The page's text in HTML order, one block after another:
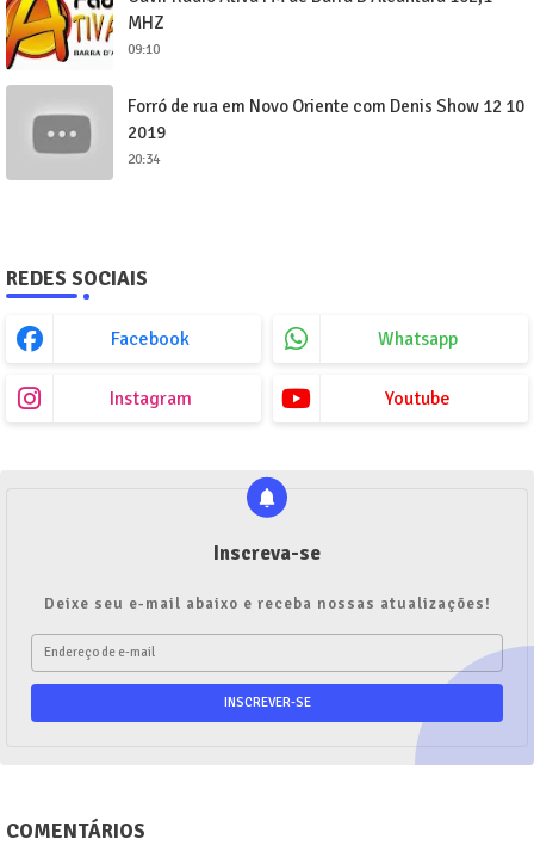
MHZ
09:10
Forró de rua em Novo Oriente com Denis Show 12 10
2019
20:34
REDES SOCIAIS
Facebook Whatsapp
Instagram Youtube
Inscreva-se
Deixe seu e-mail abaixo e receba nossas atualizações!
COMENTÁRIOS